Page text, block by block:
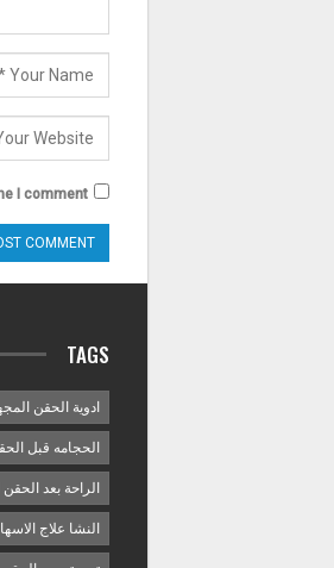
I comment.
TAGS
ادوية الحقن
الحجامه قبل
الراحة بعد
النشا علاج